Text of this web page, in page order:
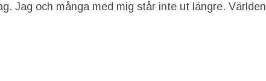
Jag och många med mig står inte ut längre. Världen